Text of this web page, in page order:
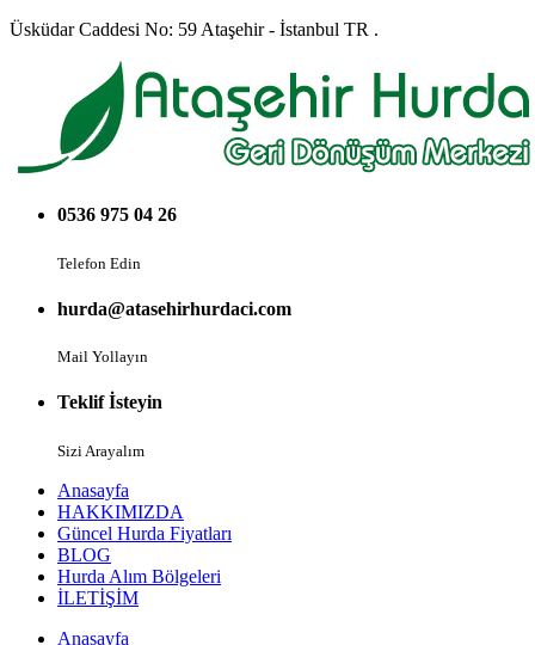
Üsküdar Caddesi No: 59 Ataşehir - İstanbul TR .
0536 975 04 26
Telefon Edin
hurda@atasehirhurdaci.com
Mail Yollayın
Teklif İsteyin
Sizi Arayalım
Anasayfa
HAKKIMIZDA
Güncel Hurda Fiyatları
BLOG
Hurda Alım Bölgeleri
İLETİŞİM
Anasayfa